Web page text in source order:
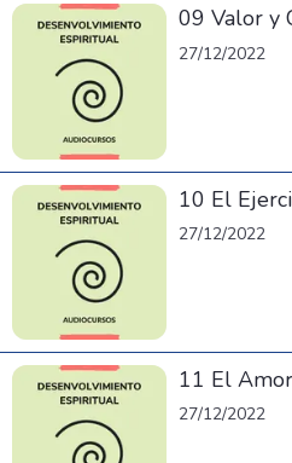
09 Valor y
27/12/2022
10 El
27/12/2022
11 El
27/12/2022